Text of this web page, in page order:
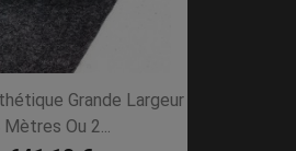
Grande Largeur
Mètres Ou 2...